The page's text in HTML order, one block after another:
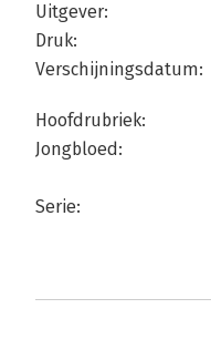
Uitgever:
Druk:
Verschijningsdatum:
Hoofdrubriek:
Jongbloed:
Serie: